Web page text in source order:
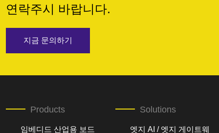
연락주시 바랍니다.
지금 문의하기
Products
임베디드 산업용 보드
Solutions
엣지 AI / 엣지 게이트웨